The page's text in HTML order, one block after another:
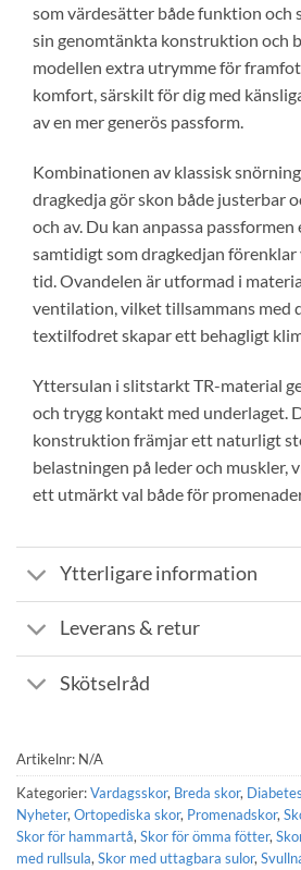
som värdesätter både funktion och
sin genomtänkta konstruktion och
modellen extra utrymme för
komfort, särskilt för dig med
av en mer generös passform.
Kombinationen av klassisk
dragkedja gör skon både justerbar
och av. Du kan anpassa
samtidigt som dragkedjan förenklar
tid. Ovandelen är utformad i
ventilation, vilket tillsammans med
textilfodret skapar ett behagligt
Yttersulan i slitstarkt TR-material
och trygg kontakt med underlaget.
konstruktion främjar ett naturligt
belastningen på leder och muskler,
ett utmärkt val både för
Ytterligare information
Leverans & retur
Skötselråd
Artikelnr: N/A
Kategorier:Vardagsskor, Breda skor, Diabetes
Nyheter, Ortopediska skor, Promenadskor,
Skor för hammartå, Skor för ömma fötter,
med rullsula, Skor med uttagbara sulor,